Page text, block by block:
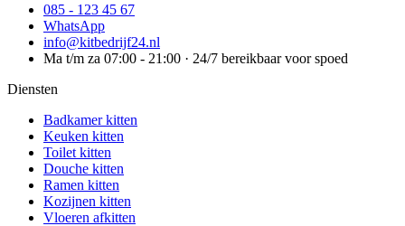
085 - 123 45 67
WhatsApp
info@kitbedrijf24.nl
Ma t/m za 07:00 - 21:00 · 24/7 bereikbaar voor spoed
Diensten
Badkamer kitten
Keuken kitten
Toilet kitten
Douche kitten
Ramen kitten
Kozijnen kitten
Vloeren afkitten